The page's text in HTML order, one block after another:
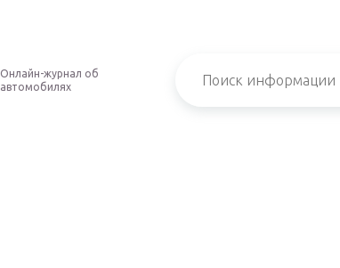
Онлайн-журнал об
автомобилях